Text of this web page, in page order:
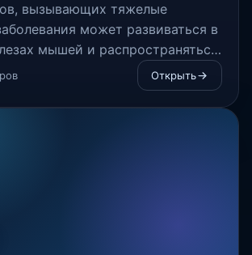
вызывающих тяжелые
может развиваться в
мышей и распространяться
обнаружили ученые из
института здоровья.
Открыть